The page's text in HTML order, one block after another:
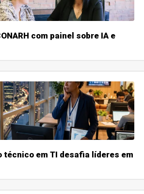
com painel sobre IA e
técnico em TI desafia líderes em